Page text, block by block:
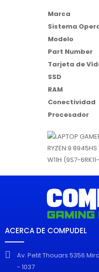
Marca
Sistema
Modelo
Part Number
Tarjeta de
SSD
RAM
Conectividad
Procesador
ACERCA DE COMPUDEL
Av. Petit Thouars 5356
- 1037